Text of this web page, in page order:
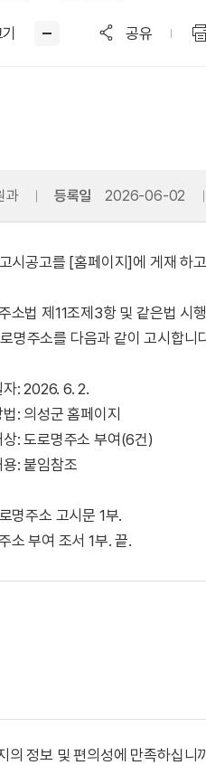
공유
과 등록일 2026-06-02
시공고를 [홈페이지]에 게재 하
소법 제11조제3항 및 같은법 시
명주소를 다음과 같이 고시합니
: 2026. 6. 2.
: 의성군 홈페이지
상: 도로명주소 부여(6건)
: 붙임참조
명주소 고시문 1부.
소 부여 조서 1부. 끝.
의 정보 및 편의성에 만족하십니